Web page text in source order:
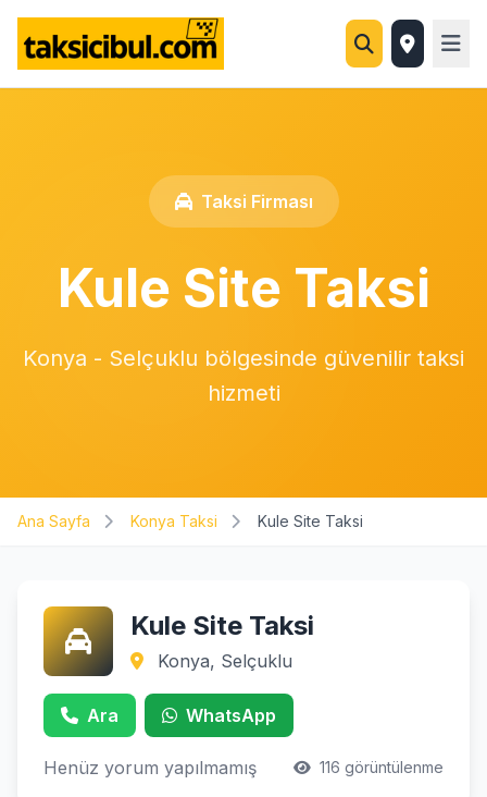
Taksi Firması
Kule Site Taksi
Konya - Selçuklu bölgesinde güvenilir taksi
hizmeti
Ana Sayfa Konya Taksi Kule Site Taksi
Kule Site Taksi
Konya, Selçuklu
Ara WhatsApp
Henüz yorum yapılmamış 116 görüntülenme